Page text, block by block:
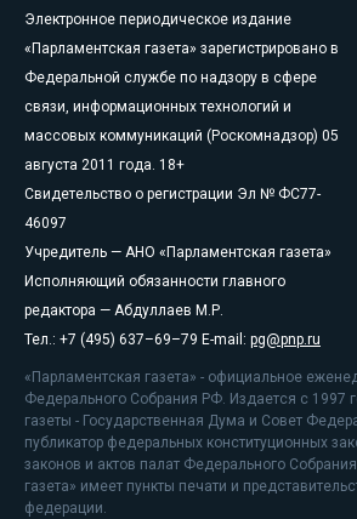
Электронное периодическое издание
«Парламентская газета» зарегистрировано в
Федеральной службе по надзору в сфере
связи, информационных технологий и
массовых коммуникаций (Роскомнадзор) 05
августа 2011 года. 18+
Свидетельство о регистрации Эл № ФС77-
46097
Учредитель — АНО «Парламентская газета»
Исполняющий обязанности главного
редактора — Абдуллаев М.Р.
Тел.: +7 (495) 637–69–79 E-mail: pg@pnp.ru
«Парламентская газета» - официальное
Федерального Собрания РФ. Издается с 1997
газеты - Государственная Дума и Совет
публикатор федеральных конституционных
законов и актов палат Федерального
газета» имеет пункты печати и
федерации.